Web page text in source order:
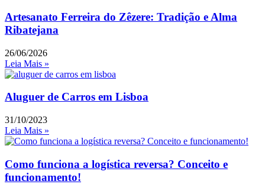
Artesanato Ferreira do Zêzere: Tradição e Alma
Ribatejana
26/06/2026
Leia Mais »
Aluguer de Carros em Lisboa
31/10/2023
Leia Mais »
Como funciona a logística reversa? Conceito e
funcionamento!